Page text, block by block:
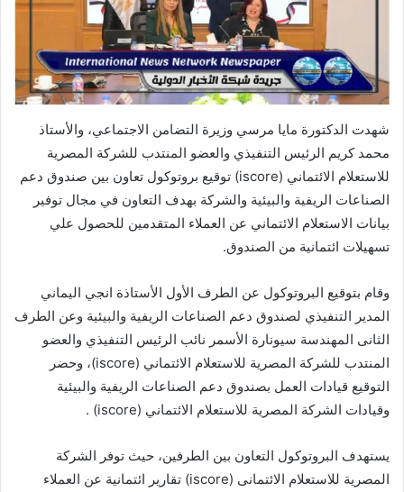
شهدت الدكتورة مايا مرسي وزيرة التضامن الاجتماعي، والأستاذ
محمد كريم الرئيس التنفيذي والعضو المنتدب للشركة المصرية
للاستعلام الائتماني (iscore) توقيع بروتوكول تعاون بين صندوق دعم
الصناعات الريفية والبيئية والشركة بهدف التعاون في مجال توفير
بيانات الاستعلام الائتماني عن العملاء المتقدمين للحصول علي
تسهيلات ائتمانية من الصندوق.
وقام بتوقيع البروتوكول عن الطرف الأول الأستاذة انجي اليماني
المدير التنفيذي لصندوق دعم الصناعات الريفية والبيئية وعن الطرف
الثانى المهندسة سيونارة الأسمر نائب الرئيس التنفيذي والعضو
المنتدب للشركة المصرية للاستعلام الائتماني (iscore)، وحضر
التوقيع قيادات العمل بصندوق دعم الصناعات الريفية والبيئية
وقيادات الشركة المصرية للاستعلام الائتماني (iscore) .
يستهدف البروتوكول التعاون بين الطرفين، حيث توفر الشركة
المصرية للاستعلام الائتمانى (iscore) تقارير ائتمانية عن العملاء